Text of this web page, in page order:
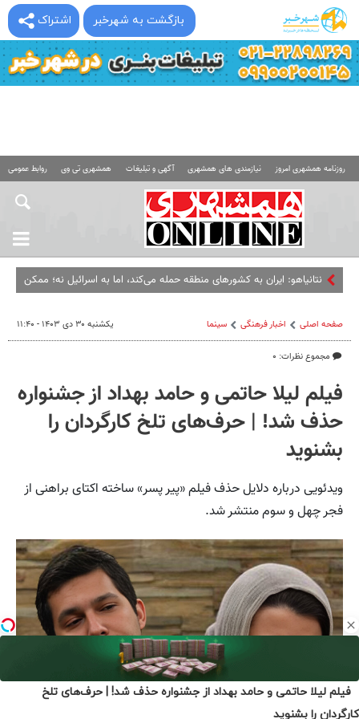
اشتراک بازگشت به شهرخبر
فیلم لیلا حاتمی و حامد بهداد از جشنواره حذف شد! | حرف‌های تلخ
کارگردان را بشنوید